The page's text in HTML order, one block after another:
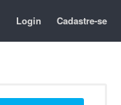
Login Cadastre-se